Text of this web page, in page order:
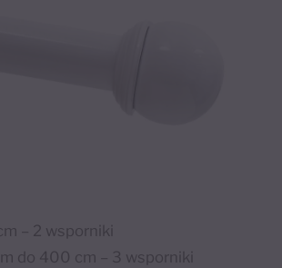
– 2 wsporniki
do 400 cm – 3 wsporniki